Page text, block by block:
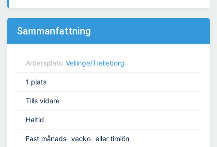
Sammanfattning
Arbetsplats: Vellinge/Trelleborg
1 plats
Tills vidare
Heltid
Fast månads- vecko- eller timlön